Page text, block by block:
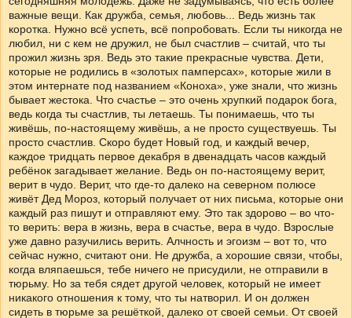
важные вещи. Как дружба, семья, любовь... Ведь жизнь так
коротка. Нужно всё успеть, всё попробовать. Если ты никогда не
любил, ни с кем не дружил, не был счастлив – считай, что ты
прожил жизнь зря. Ведь это такие прекрасные чувства. Дети,
которые не родились в «золотых памперсах», которые жили в
этом интернате под названием «Коноха», уже знали, что жизнь
бывает жестока. Что счастье – это очень хрупкий подарок бога,
ведь когда ты счастлив, ты летаешь. Ты понимаешь, что ты
живёшь, по-настоящему живёшь, а не просто существуешь. Ты
просто счастлив. Скоро будет Новый год, и каждый вечер,
каждое тридцать первое декабря в двенадцать часов каждый
ребёнок загадывает желание. Ведь он по-настоящему верит,
верит в чудо. Верит, что где-то далеко на северном полюсе
живёт Дед Мороз, который получает от них письма, которые они
каждый раз пишут и отправляют ему. Это так здорово – во что-
то верить: вера в жизнь, вера в счастье, вера в чудо. Взрослые
уже давно разучились верить. Алчность и эгоизм – вот то, что
сейчас нужно, считают они. Не дружба, а хорошие связи, чтобы,
когда вляпаешься, тебе ничего не присудили, не отправили в
тюрьму. Но за тебя сядет другой человек, который не имеет
никакого отношения к тому, что ты натворил. И он должен
сидеть в тюрьме за решёткой, далеко от своей семьи. От своей